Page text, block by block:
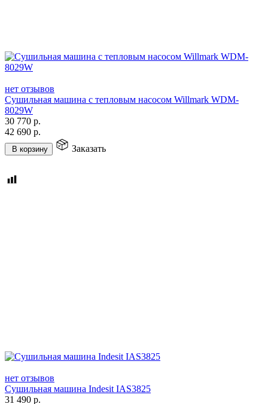
нет отзывов
Сушильная машина с тепловым насосом Willmark WDM-
8029W
30 770 р.
42 690 р.
В корзину Заказать
нет отзывов
Сушильная машина Indesit IAS3825
31 490 р.